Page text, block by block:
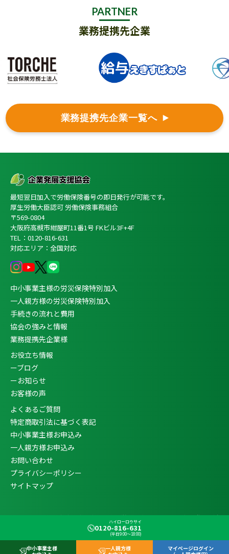
ハイローロウサイ
0120-816-631
(平日9:00〜18:00)
中小事業主様
一人親方様
マイページログイン
PARTNER
業務提携先企業
業務提携先企業一覧へ
最短翌日加入で労働保険番号の即日発行が可能です。
厚生労働大臣認可 労働保険事務組合
〒569-0804
大阪府高槻市紺屋町11番1号 FKビル3F+4F
TEL：0120-816-631
対応エリア：全国対応
中小事業主様の労災保険特別加入
一人親方様の労災保険特別加入
手続きの流れと費用
協会の強みと情報
業務提携先企業様
お役立ち情報
ーブログ
ーお知らせ
お客様の声
よくあるご質問
特定商取引法に基づく表記
中小事業主様お申込み
一人親方様お申込み
お問い合わせ
プライバシーポリシー
サイトマップ
Copyright ©一人親方・中小事業主向け労災保険特別加入なら企業発展支援
協会All Rights Reserved.